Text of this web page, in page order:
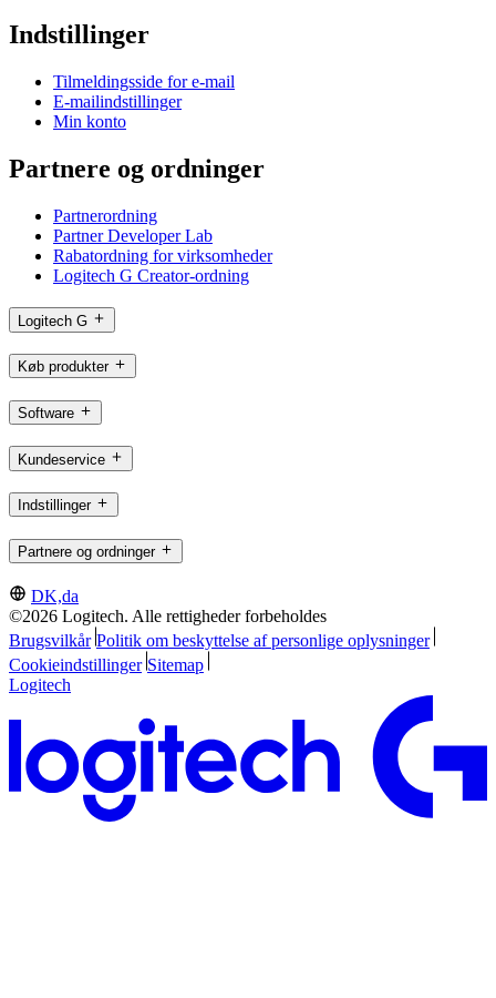
Indstillinger
Tilmeldingsside for e-mail
E-mailindstillinger
Min konto
Partnere og ordninger
Partnerordning
Partner Developer Lab
Rabatordning for virksomheder
Logitech G Creator-ordning
Logitech G
Køb produkter
Software
Kundeservice
Indstillinger
Partnere og ordninger
DK,da
©2026 Logitech. Alle rettigheder forbeholdes
Brugsvilkår Politik om beskyttelse af personlige oplysninger
Cookieindstillinger Sitemap
Logitech